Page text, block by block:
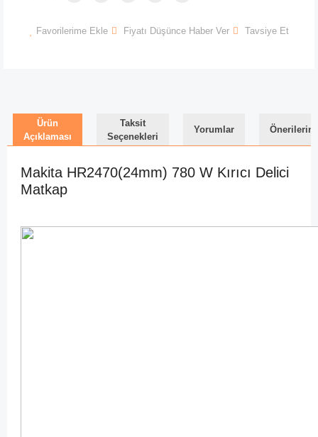
Favorilerime Ekle Fiyatı Düşünce Haber Ver Tavsiye Et
Ürün
Açıklaması
Taksit
Seçenekleri
Yorumlar
Makita HR2470(24mm) 780 W Kırıcı Delici
Matkap